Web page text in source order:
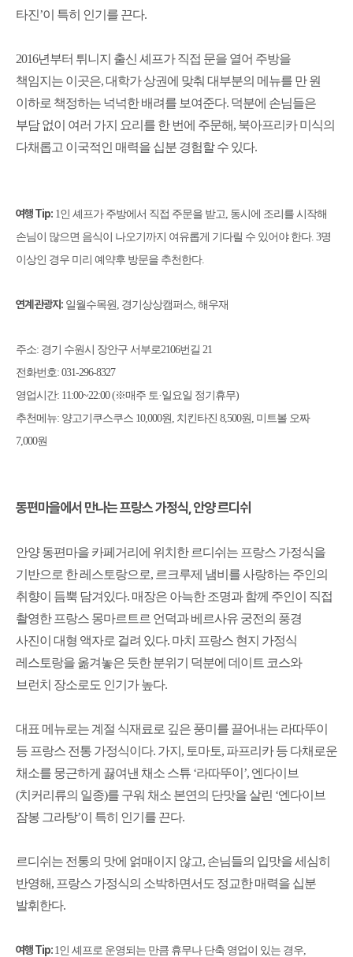
타진 ’이 특히 인기를 끈다.
2016년부터 튀니지 출신 셰프가 직접 문을 열어 주방을
책임지는 이곳은,대학가 상권에 맞춰 대부분의 메뉴를 만 원
이하로 책정하는 넉넉한 배려를 보여준다. 덕분에 손님들은
부담 없이 여러 가지 요리를 한 번에 주문해, 북아프리카 미식의
다채롭고 이국적인 매력을 십분 경험할 수 있다.
여행Tip: 1인 셰프가 주방에서 직접 주문을 받고, 동시에 조리를 시작해
손님이 많으면 음식이 나오기까지 여유롭게 기다릴 수 있어야 한다. 3명
이상인 경우 미리 예약후 방문을 추천한다.
연계 관광지: 일월수목원, 경기상상캠퍼스, 해우재
주소: 경기 수원시 장안구 서부로2106번길 21
전화번호: 031-296-8327
영업시간: 11:00~22:00 (※매주 토·일요일 정기휴무)
추천메뉴: 양고기쿠스쿠스 10,000원, 치킨타진 8,500원, 미트볼 오짜
7,000원
동편마을에서 만나는 프랑스 가정식,안양 르디쉬
안양 동편마을 카페거리에 위치한 르디쉬는 프랑스 가정식을
기반으로 한 레스토랑으로, 르크루제 냄비를 사랑하는 주인의
취향이 듬뿍 담겨있다. 매장은 아늑한 조명과 함께 주인이 직접
촬영한 프랑스 몽마르트르 언덕과 베르사유 궁전의 풍경
사진이 대형 액자로 걸려 있다. 마치 프랑스 현지 가정식
레스토랑을 옮겨놓은 듯한 분위기 덕분에 데이트 코스와
브런치 장소로도 인기가 높다.
대표 메뉴로는 계절 식재료로 깊은 풍미를 끌어내는 라따뚜이
등 프랑스 전통 가정식이다. 가지 , 토마토, 파프리카 등 다채로운
채소를 뭉근하게 끓여낸 채소 스튜 ‘라따뚜이 ’, 엔다이브
(치커리류의 일종)를 구워 채소 본연의 단맛을 살린 ‘엔다이브
잠봉 그라탕’이 특히 인기를 끈다.
르디쉬는 전통의 맛에 얽매이지 않고, 손님들의 입맛을 세심히
반영해, 프랑스 가정식의 소박하면서도 정교한 매력을 십분
발휘한다.
여행Tip: 1인 셰프로 운영되는 만큼 휴무나 단축 영업이 있는 경우,